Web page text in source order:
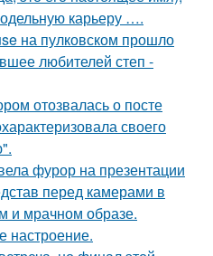
карьеру ….
на пулковском прошло
любителей степ -
отозвалась о посте
своего
фурор на презентации
перед камерами в
и мрачном образе.
настроение.